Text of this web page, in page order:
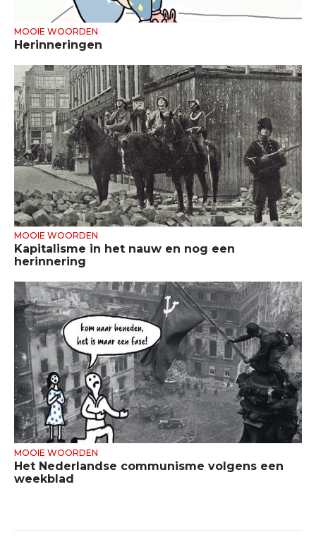
MOOIE WOORDEN
Herinneringen
MOOIE WOORDEN
Kapitalisme in het nauw en nog een
herinnering
MOOIE WOORDEN
Het Nederlandse communisme volgens een
weekblad